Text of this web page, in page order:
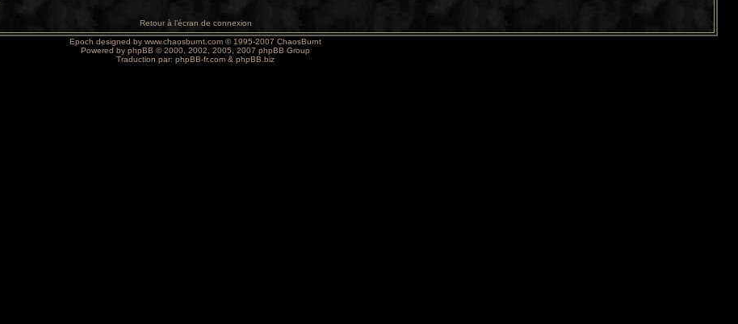
Retour à l’écran de connexion
Epoch designed by www.chaosburnt.com © 1995-2007 ChaosBurnt
Powered by phpBB © 2000, 2002, 2005, 2007 phpBB Group
Traduction par: phpBB-fr.com & phpBB.biz